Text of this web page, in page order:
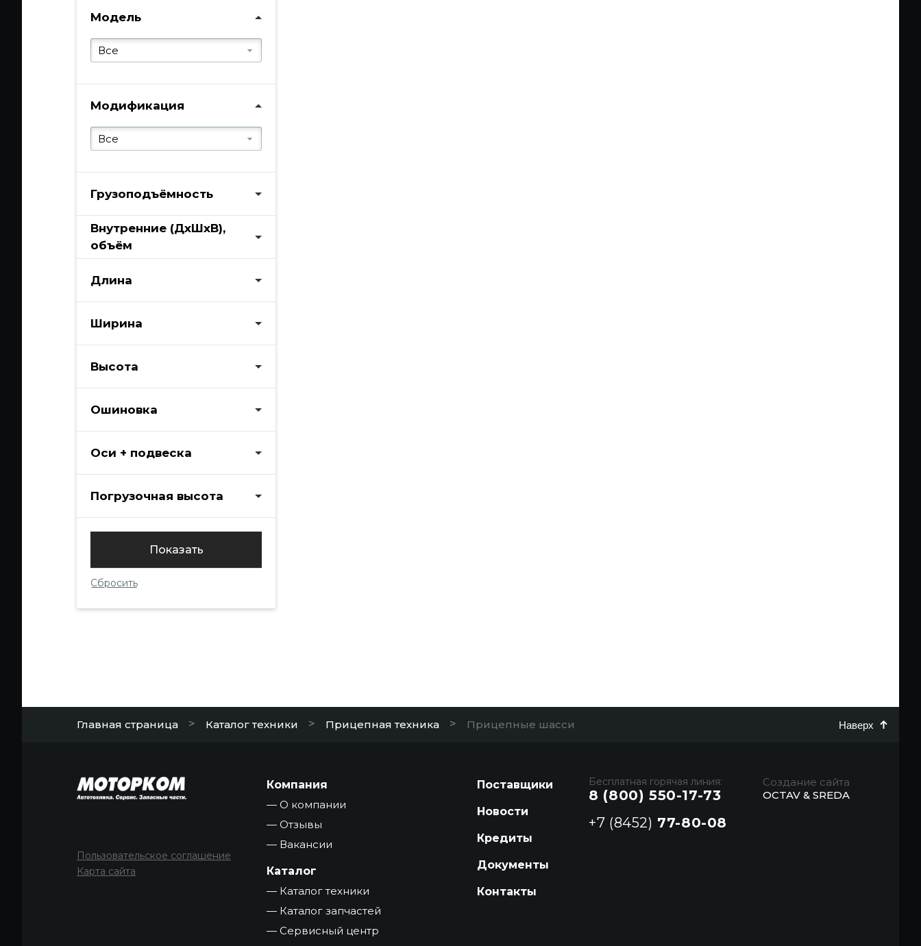
Модель
Все
Модификация
Все
Грузоподъёмность
Внутренние (ДхШхВ),
объём
Длина
Ширина
Высота
Ошиновка
Оси + подвеска
Погрузочная высота
Главная страница > Каталог техники > Прицепная техника > Прицепные шасси Наверх
Пользовательское соглашение
Карта сайта
Компания
О компании
Отзывы
Вакансии
Каталог
Каталог техники
Каталог запчастей
Сервисный центр
Поставщики
Новости
Кредиты
Документы
Контакты
Бесплатная горячая линия:
8 (800) 550-17-73
+7 (8452) 77-80-08
Создание сайта
OCTAV & SREDA